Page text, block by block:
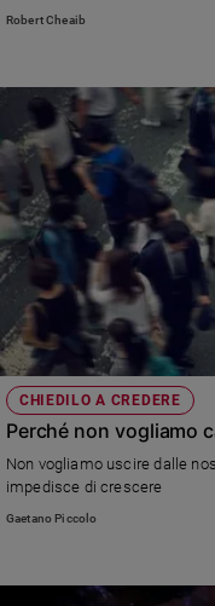
Robert Cheaib
CHIEDILO A CREDERE
Perché non vogliamo
Non vogliamo uscire dalle
impedisce di crescere
Gaetano Piccolo